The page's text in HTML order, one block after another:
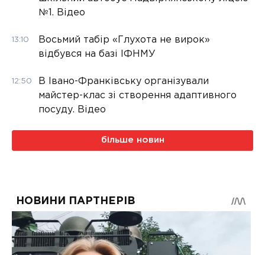
№1. Відео
13:10
Восьмий табір «Глухота не вирок»
відбувся на базі ІФНМУ
12:50
В Івано-Франківську організували
майстер-клас зі створення адаптивного
посуду. Відео
більше новин